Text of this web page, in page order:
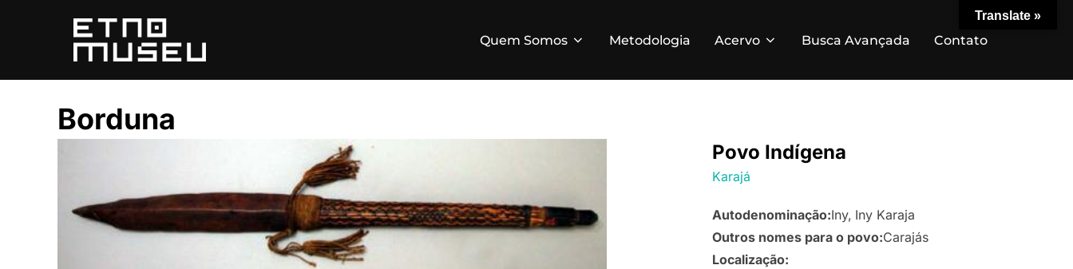
conteúdo
Quem Somos Metodologia Acervo Busca Avançada Contato
Borduna
Povo Indígena
Karajá
Autodenominação:Iny Iny Karaja
Outros nomes para o povo:Carajás
Localização:
Translate »